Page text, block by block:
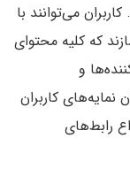
می‌توانند با
که کلیه محتوای
و
کاربران
رابط‌های